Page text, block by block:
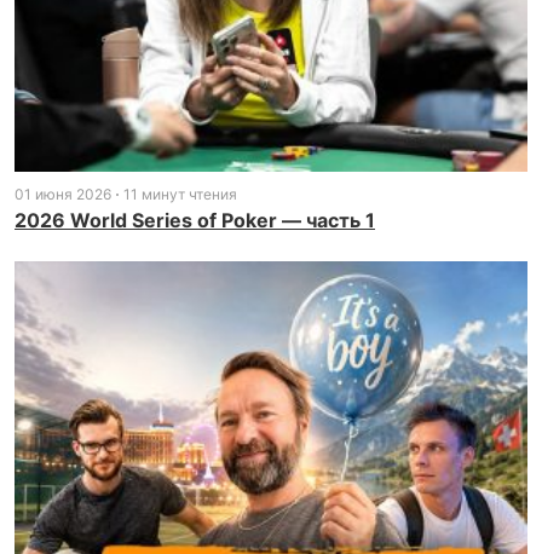
01 июня 2026 11 минут чтения
2026 World Series of Poker — часть 1